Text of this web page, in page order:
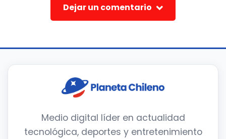
Dejar un comentario
Medio digital líder en actualidad
tecnológica, deportes y entretenimiento